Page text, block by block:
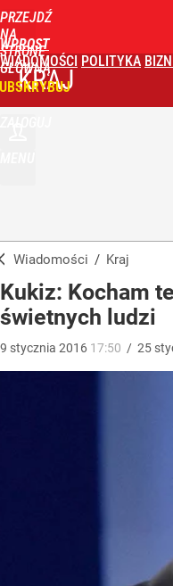
PRZEJDŹ
NA
STRONĘ
GŁÓWNĄ
WPROST
WIADOMOŚCI POLITYKA
KRAJ
Wiadomości / Kraj
Kukiz: Kocham
świetnych ludzi
9 stycznia 2016 17:50 / 25